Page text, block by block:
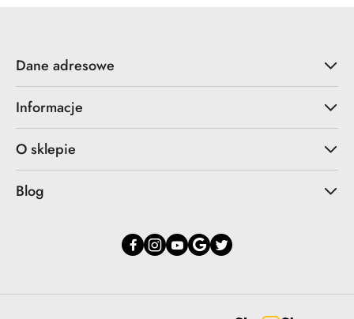
Dane adresowe
Informacje
O sklepie
Blog